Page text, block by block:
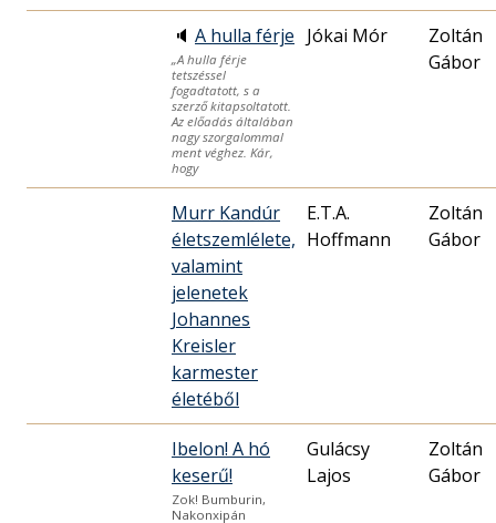
🔈 A hulla férje
„A hulla férje
tetszéssel
fogadtatott, s a
szerző kitapsoltatott.
Az előadás általában
nagy szorgalommal
ment véghez. Kár,
hogy
Jókai Mór
Zoltán
Gábor
Murr Kandúr
életszemlélete,
valamint
jelenetek
Johannes
Kreisler
karmester
életéből
E.T.A.
Hoffmann
Zoltán
Gábor
Ibelon! A hó
keserű!
Zok! Bumburin,
Nakonxipán
Gulácsy
Lajos
Zoltán
Gábor